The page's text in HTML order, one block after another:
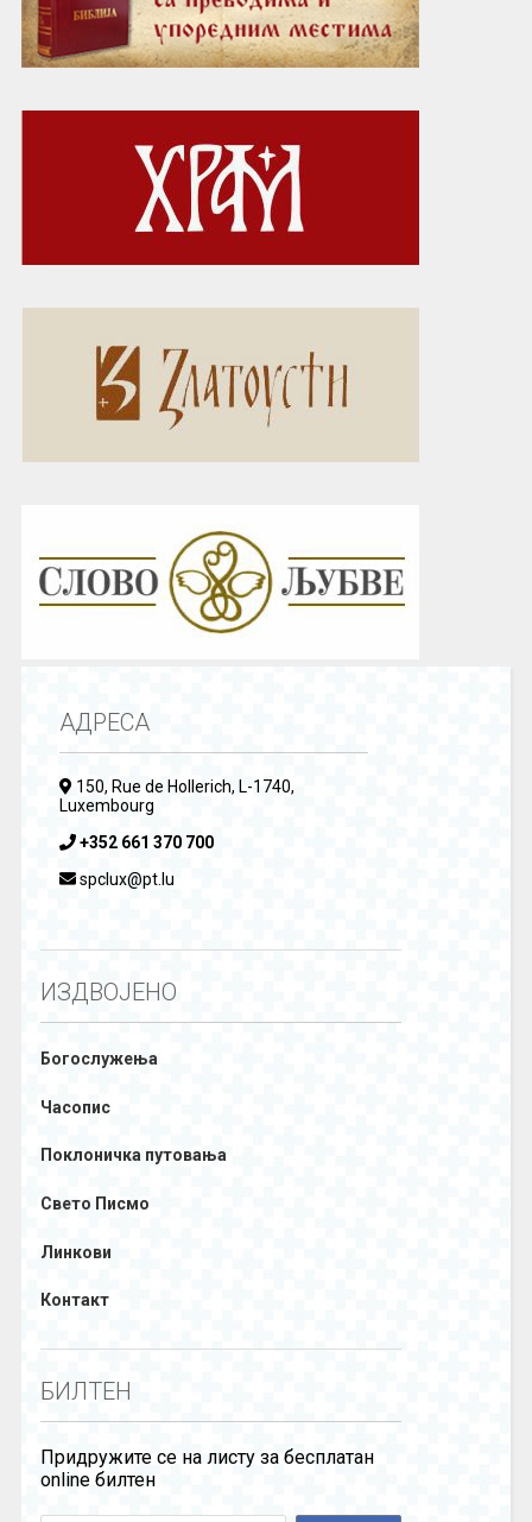
АДРЕСА
150, Rue de Hollerich, L-1740,
Luxembourg
+352 661 370 700
spclux@pt.lu
ИЗДВОЈЕНО
Богослужења
Часопис
Поклоничка путовања
Свето Писмо
Линкови
Контакт
БИЛТЕН
Придружите се на листу за бесплатан
online билтен